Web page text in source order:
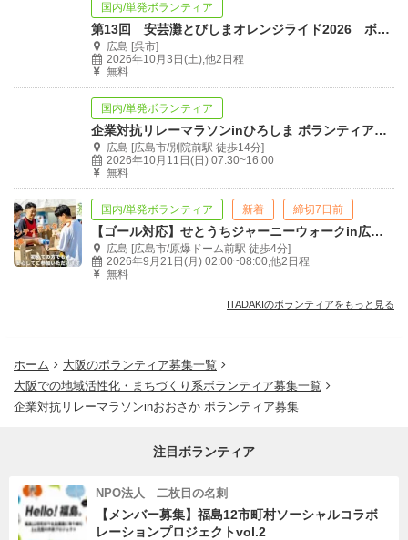
国内/単発ボランティア
第13回 安芸灘とびしまオレンジライド2026 ボランティアさん大募集
広島 [呉市]
2026年10月3日(土),他2日程
無料
国内/単発ボランティア
企業対抗リレーマラソンinひろしま ボランティア募集
広島 [広島市/別院前駅 徒歩14分]
2026年10月11日(日) 07:30~16:00
無料
国内/単発ボランティア 新着 締切7日前
【ゴール対応】せとうちジャーニーウォークin広島 2026
広島 [広島市/原爆ドーム前駅 徒歩4分]
2026年9月21日(月) 02:00~08:00,他2日程
無料
ITADAKIのボランティアをもっと見る
ホーム
大阪のボランティア募集一覧
大阪での地域活性化・まちづくり系ボランティア募集一覧
企業対抗リレーマラソンinおおさか ボランティア募集
注目ボランティア
NPO法人 二枚目の名刺
【メンバー募集】福島12市町村ソーシャルコラボ
レーションプロジェクトvol.2